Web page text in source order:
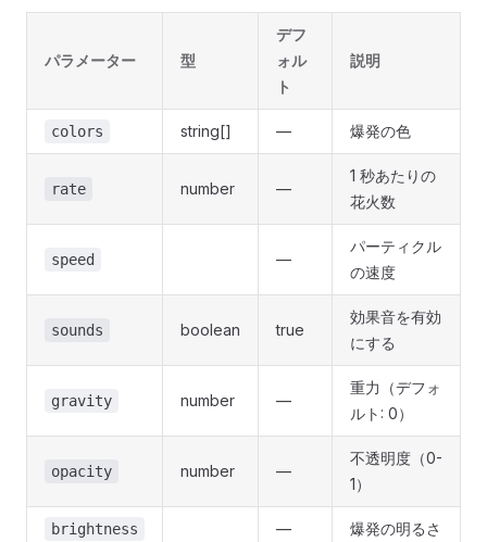
パラメーター 型
デフ
ォル
ト
説明
colors string[] — 爆発の色
rate number —
1 秒あたりの
花火数
speed —
パーティクル
の速度
sounds boolean true
効果音を有効
にする
gravity number —
重力（デフォ
ルト: 0）
opacity number —
不透明度（0-
1）
brightness — 爆発の明るさ